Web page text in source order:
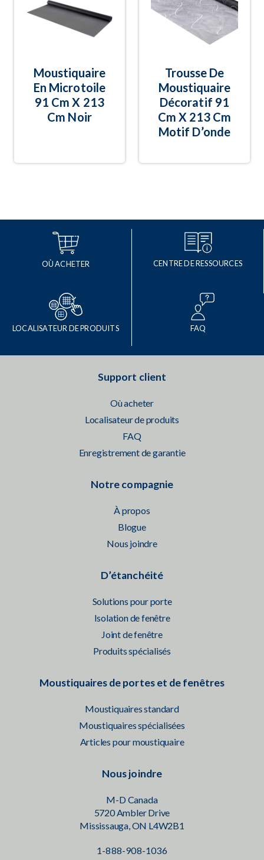
Moustiquaire
En Microtoile
91 Cm X 213
Cm Noir
Trousse De
Moustiquaire
Décoratif 91
Cm X 213 Cm
Motif D’onde
OÙ ACHETER CENTRE DE RESSOURCES
LOCALISATEUR DE PRODUITS FAQ
Support client
Où acheter
Localisateur de produits
FAQ
Enregistrement de garantie
Notre compagnie
À propos
Blogue
Nous joindre
D’étanchéité
Solutions pour porte
Isolation de fenêtre
Joint de fenêtre
Produits spécialisés
Moustiquaires de portes et de fenêtres
Moustiquaires standard
Moustiquaires spécialisées
Articles pour moustiquaire
Nous joindre
M-D Canada
5720 Ambler Drive
Mississauga, ON L4W2B1
1-888-908-1036